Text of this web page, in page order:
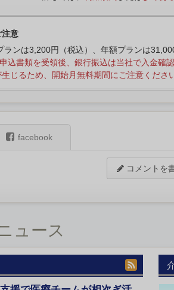
注意
ンは3,200円（税込）、年額プランは
込書類を受領後、銀行振込は当社で入金確
じるため、開始月無料期間にご注意ください
facebook
コメントを
ュース